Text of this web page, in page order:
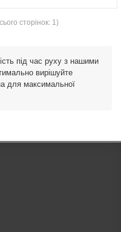
сторінок: 1)
під час руху з нашими
вирішуйте
для максимальної